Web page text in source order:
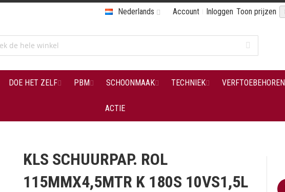
Account Inloggen Toon prijzen
Nederlands
DOE HET ZELF PBM SCHOONMAAK TECHNIEK VERFTOEBEHOREN
ACTIE
KLS SCHUURPAP. ROL
115MMX4,5MTR K 180S 10VS1,5L